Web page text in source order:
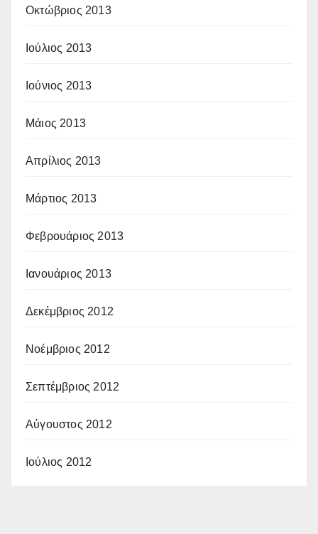
Οκτώβριος 2013
Ιούλιος 2013
Ιούνιος 2013
Μάιος 2013
Απρίλιος 2013
Μάρτιος 2013
Φεβρουάριος 2013
Ιανουάριος 2013
Δεκέμβριος 2012
Νοέμβριος 2012
Σεπτέμβριος 2012
Αύγουστος 2012
Ιούλιος 2012